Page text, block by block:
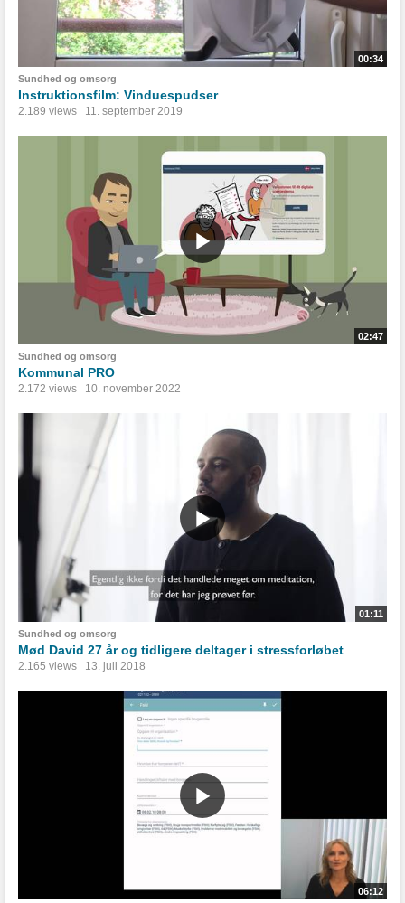
00:34
Sundhed og omsorg
Instruktionsfilm: Vinduespudser
2.189 views 11. september 2019
02:47
Sundhed og omsorg
Kommunal PRO
2.172 views 10. november 2022
01:11
Sundhed og omsorg
Mød David 27 år og tidligere deltager i stressforløbet
2.165 views 13. juli 2018
06:12